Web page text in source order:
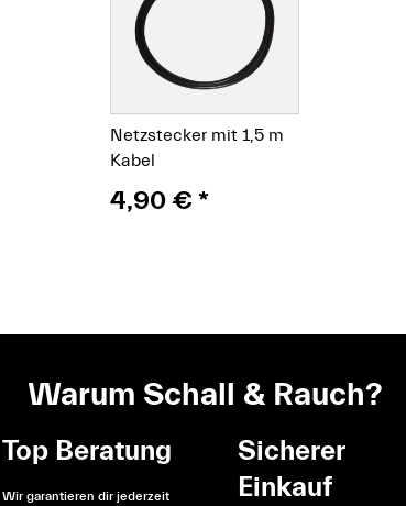
Netzstecker mit 1,5 m
Kabel
4,90 €*
Warum Schall & Rauch?
Top Beratung
Wir garantieren dir jederzeit
Sicherer
Einkauf